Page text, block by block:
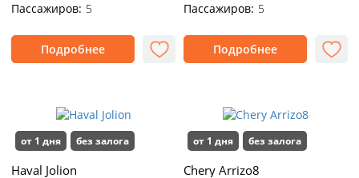
Пассажиров: 5
Подробнее
Пассажиров: 5
Подробнее
от 1 дня без залога
Haval Jolion
от 1 дня без залога
Chery Arrizo8